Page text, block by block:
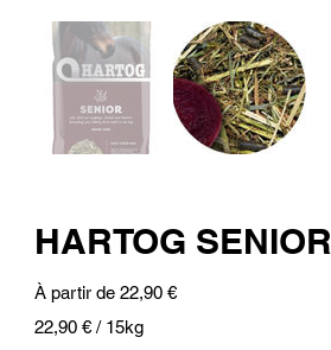
HARTOG SENIOR
À partir de Prix
22,90 €
22,90 €
par
22,90 € / 15kg